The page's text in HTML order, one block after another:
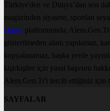
Türkiye'den ve Dünya’dan son
magazinden siyasete, spordan
Haberplatformunda;
gösterilmeden alıntı yapılamaz,
kopyalanamaz, başka yerde
kişi/kişiler için yasal başvuru
Alem.Gen.Tr'i tercih ettiğiniz için
SAYFALAR